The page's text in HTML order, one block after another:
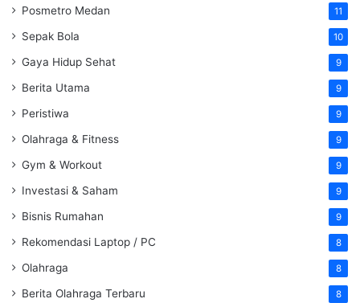
Posmetro Medan 11
Sepak Bola 10
Gaya Hidup Sehat 9
Berita Utama 9
Peristiwa 9
Olahraga & Fitness 9
Gym & Workout 9
Investasi & Saham 9
Bisnis Rumahan 9
Rekomendasi Laptop / PC 8
Olahraga 8
Berita Olahraga Terbaru 8